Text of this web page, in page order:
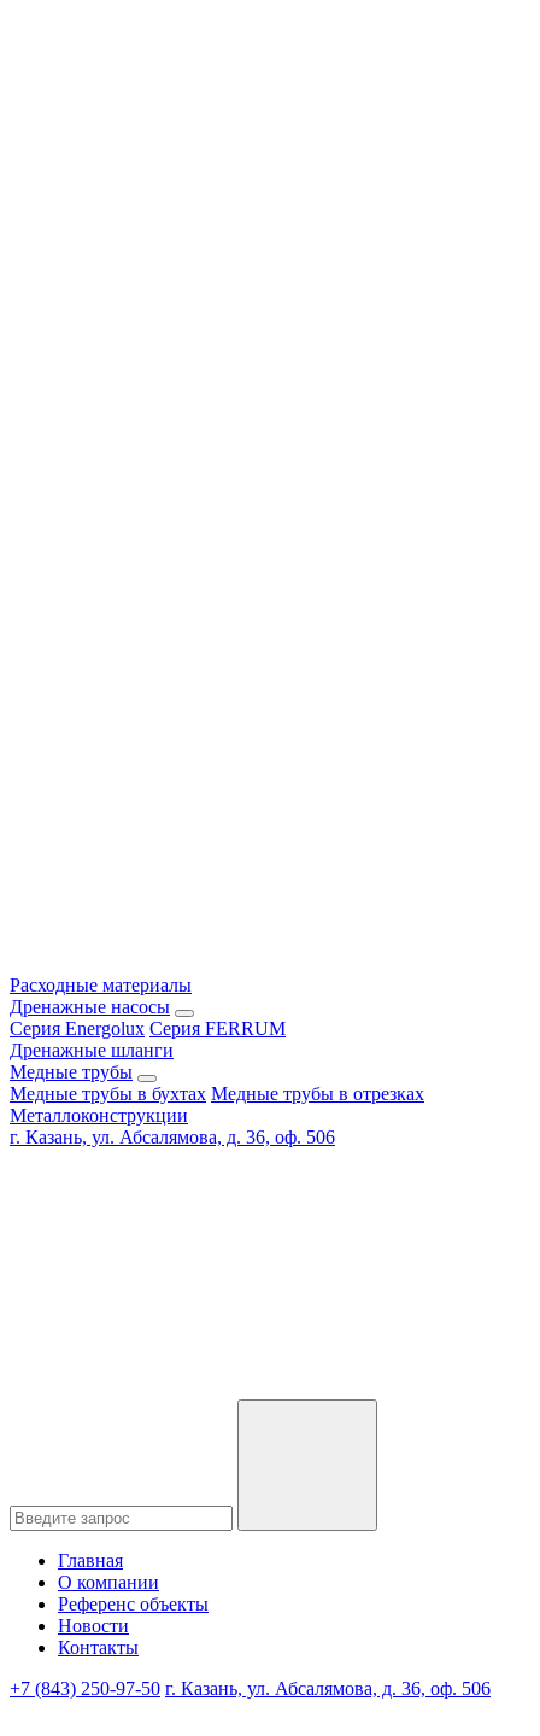
Расходные материалы
Дренажные насосы
Серия Energolux Серия FERRUM
Дренажные шланги
Медные трубы
Медные трубы в бухтах Медные трубы в отрезках
Металлоконструкции
г. Казань, ул. Абсалямова, д. 36, оф. 506
Главная
О компании
Референс объекты
Новости
Контакты
+7 (843) 250-97-50 г. Казань, ул. Абсалямова, д. 36, оф. 506